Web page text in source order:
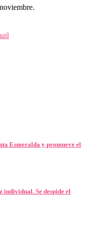
Esmeralda y promueve el
individual. Se despide el